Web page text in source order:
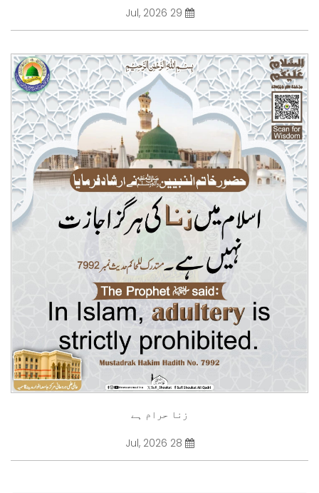
زنا حرام ہے